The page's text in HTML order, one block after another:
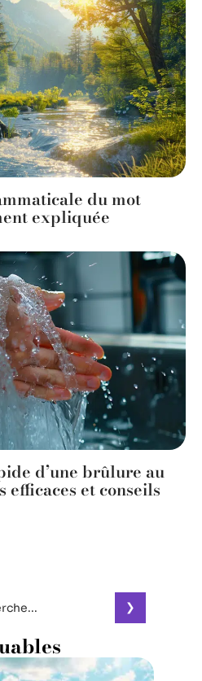
du mot
expliquée
d’une brûlure au
efficaces et conseils